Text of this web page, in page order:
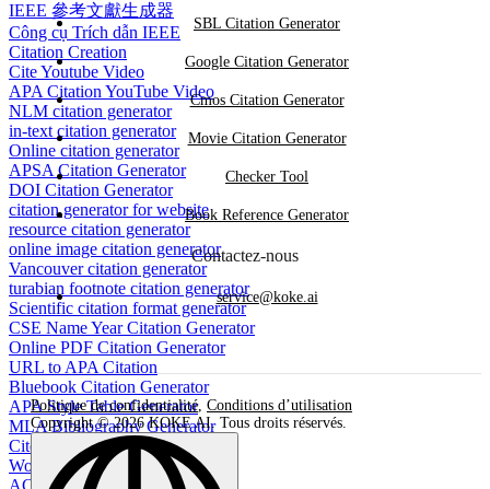
IEEE 參考文獻生成器
Công cụ Trích dẫn IEEE
Citation Creation
Cite Youtube Video
APA Citation YouTube Video
NLM citation generator
in-text citation generator
Online citation generator
APSA Citation Generator
DOI Citation Generator
citation generator for website
resource citation generator
online image citation generator
Vancouver citation generator
turabian footnote citation generator
Scientific citation format generator
CSE Name Year Citation Generator
Online PDF Citation Generator
URL to APA Citation
Bluebook Citation Generator
APA Style Table Generator
MLA Bibliography Generator
Cite Sources Generator
Works Cited Page Generator
ACM Citation Generator
SBL Citation Generator
Google Citation Generator
Cmos Citation Generator
Movie Citation Generator
Checker Tool
Book Reference Generator
Contactez-nous
service@koke.ai
Politique de confidentialité, Conditions d’utilisation
Copyright © 2026 KOKE AI. Tous droits réservés.